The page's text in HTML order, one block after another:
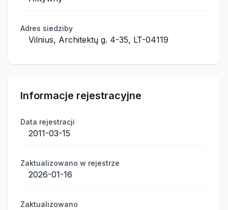
Adres siedziby
Vilnius, Architektų g. 4-35, LT-04119
Informacje rejestracyjne
Data rejestracji
2011-03-15
Zaktualizowano w rejestrze
2026-01-16
Zaktualizowano